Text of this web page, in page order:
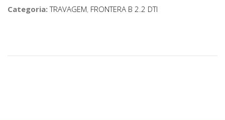
Categoria:TRAVAGEM, FRONTERA B 2.2 DTI